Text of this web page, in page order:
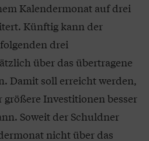
Kalendermonat auf drei
Künftig kann der
drei
über das übertragene
Damit soll erreicht werden,
Investitionen besser
Soweit der Schuldner
nicht über das